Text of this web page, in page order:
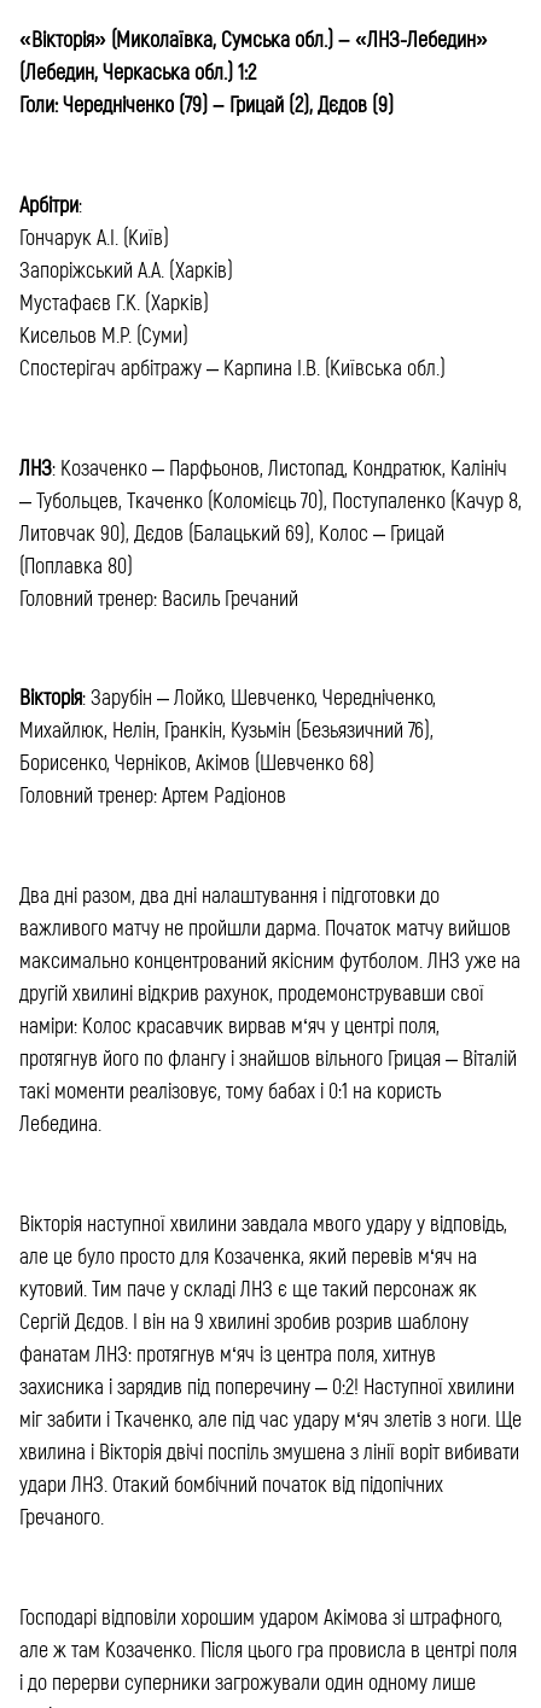
«Вікторія» (Миколаївка, Сумська обл.) – «ЛНЗ-Лебедин»
(Лебедин, Черкаська обл.) 1:2
Голи: Чередніченко (79) – Грицай (2), Дєдов (9)
Арбітри:
Гончарук А.І. (Київ)
Запоріжський А.А. (Харків)
Мустафаєв Г.К. (Харків)
Кисельов М.Р. (Суми)
Спостерігач арбітражу – Карпина І.В. (Київська обл.)
ЛНЗ: Козаченко – Парфьонов, Листопад, Кондратюк, Калініч
– Тубольцев, Ткаченко (Коломієць 70), Поступаленко (Качур 8,
Литовчак 90), Дєдов (Балацький 69), Колос – Грицай
(Поплавка 80)
Головний тренер: Василь Гречаний
Вікторія: Зарубін – Лойко, Шевченко, Чередніченко,
Михайлюк, Нелін, Гранкін, Кузьмін (Безьязичний 76),
Борисенко, Черніков, Акімов (Шевченко 68)
Головний тренер: Артем Радіонов
Два дні разом, два дні налаштування і підготовки до
важливого матчу не пройшли дарма. Початок матчу вийшов
максимально концентрований якісним футболом. ЛНЗ уже на
другій хвилині відкрив рахунок, продемонструвавши свої
наміри: Колос красавчик вирвав м‘яч у центрі поля,
протягнув його по флангу і знайшов вільного Грицая – Віталій
такі моменти реалізовує, тому бабах і 0:1 на користь
Лебедина.
Вікторія наступної хвилини завдала мвого удару у відповідь,
але це було просто для Козаченка, який перевів м‘яч на
кутовий. Тим паче у складі ЛНЗ є ще такий персонаж як
Сергій Дєдов. І він на 9 хвилині зробив розрив шаблону
фанатам ЛНЗ: протягнув м‘яч із центра поля, хитнув
захисника і зарядив під поперечину – 0:2! Наступної хвилини
міг забити і Ткаченко, але під час удару м‘яч злетів з ноги. Ще
хвилина і Вікторія двічі поспіль змушена з лінії воріт вибивати
удари ЛНЗ. Отакий бомбічний початок від підопічних
Гречаного.
Господарі відповіли хорошим ударом Акімова зі штрафного,
але ж там Козаченко. Після цього гра провисла в центрі поля
і до перерви суперники загрожували один одному лише